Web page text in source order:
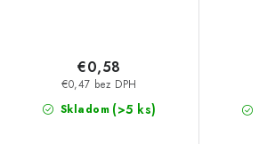
Skladom (>5 ks)
€0,47 bez DPH
€0,58